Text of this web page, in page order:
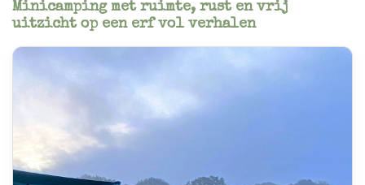
Minicamping met ruimte, rust en vrij
uitzicht op een erf vol verhalen